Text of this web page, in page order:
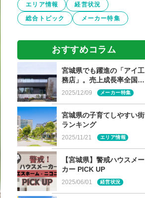
エリア情報
経営状況
総合トピック
メーカー特集
おすすめコラム
宮城県でも躍進の「アイ工
務店」。売上成長率全国
NO.1の魅力に迫る！
2025/12/09 メーカー特集
宮城県の子育てしやすい街
ランキング
2025/11/21 エリア情報
【宮城県】警戒ハウスメー
カー PICK UP
2025/06/01 経営状況